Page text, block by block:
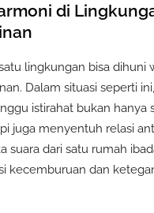
di
lingkungan bisa dihuni
Dalam situasi seperti
istirahat bukan hanya
juga menyentuh relasi
suara dari satu rumah
kecemburuan dan